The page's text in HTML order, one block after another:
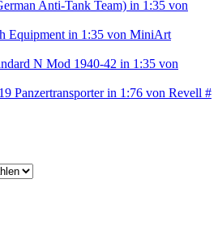
Anti-Tank Team) in 1:35 von
Equipment in 1:35 von MiniArt
N Mod 1940-42 in 1:35 von
Panzertransporter in 1:76 von Revell #